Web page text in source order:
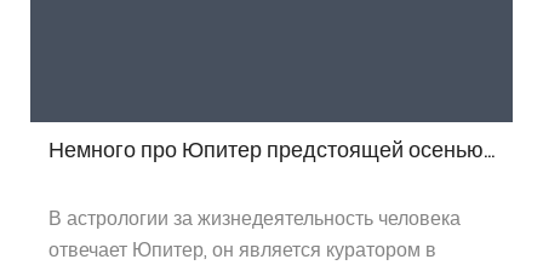
Немного про Юпитер предстоящей осенью...
В астрологии за жизнедеятельность человека
отвечает Юпитер, он является куратором в